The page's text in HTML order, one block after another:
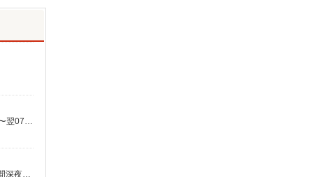
時給1,403円〜1,620円 ・特定事業所加算手当:60円/時間 ・身体介護手当:500円/時間 ・早朝夜間深夜手当:300円/時間 （18:00〜翌07:59の時間帯） ・ICT手当:2,000円/月 ・深夜割増は別途支給 ・ケア→ケアの移動時間も賃金（時給）を支給 ※給与幅は資格・経験等による
時給1,403円〜1,620円 ★土日祝日は時給100円アップ！ ・特定事業所加算手当:60円/時間 ・身体介護手当:500円/時間 ・早朝夜間深夜手当:300円/時間 （18:00〜翌07:59の時間帯） ・ICT手当:2,000円/月 ・深夜割増は別途支給 ・ケア→ケアの移動時間も賃金（時給）を支給 ※給与幅は資格・経験等による